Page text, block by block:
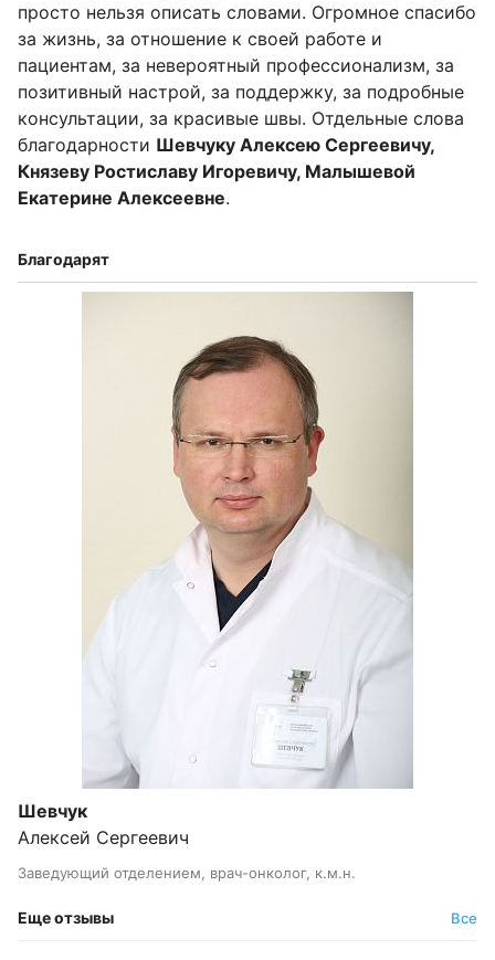
просто нельзя описать словами. Огромное спасибо
за жизнь, за отношение к своей работе и
пациентам, за невероятный профессионализм, за
позитивный настрой, за поддержку, за подробные
консультации, за красивые швы. Отдельные слова
благодарности Шевчуку Алексею Сергеевичу,
Князеву Ростиславу Игоревичу, Малышевой
Екатерине Алексеевне.
Благодарят
Шевчук
Алексей Сергеевич
Заведующий отделением, врач-онколог, к.м.н.
Еще отзывы Все